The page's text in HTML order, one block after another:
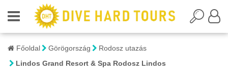
Főoldal Görögország
Rodosz utazás
Lindos Grand Resort & Spa Rodosz Lindos